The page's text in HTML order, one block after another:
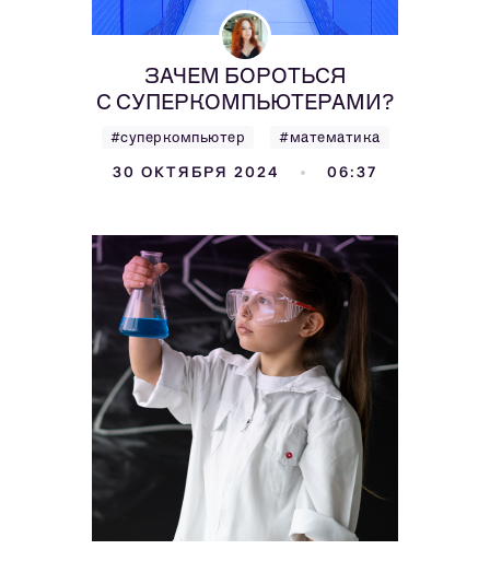
ЗАЧЕМ БОРОТЬСЯ
С СУПЕРКОМПЬЮТЕРАМИ?
#суперкомпьютер #математика
30 ОКТЯБРЯ 2024 06:37